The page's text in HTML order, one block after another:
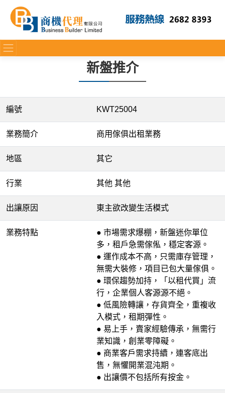
新盤推介
編號 KWT25004
業務簡介 商用傢俱出租業務
地區 其它
行業 其他 其他
出讓原因 東主欲改變生活模式
業務特點
● 市場需求爆棚，新盤迷你單位
多，租戶急需傢俬，穩定客源。
● 運作成本不高，只需庫存管理，
無需大裝修，項目已包大量傢俱。
● 環保趨勢加持，「以租代買」流
行，企業個人客源源不絕。
● 低風險轉讓，存貨齊全，重複收
入模式，租期彈性。
● 易上手，賣家經驗傳承，無需行
業知識，創業零障礙。
● 商業客戶需求持續，連客底出
售，無懼開業混沌期。
● 出讓價不包括所有按金。